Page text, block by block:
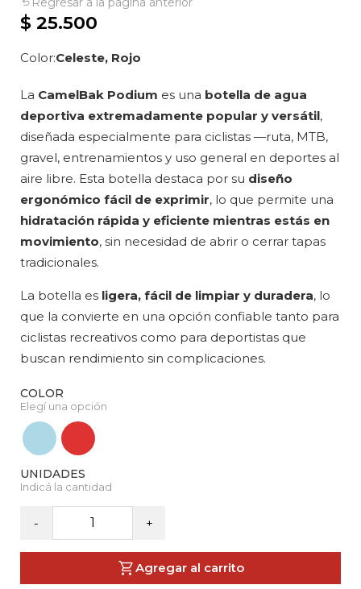
$ 25.500
La CamelBak Podium es una botella de agua
deportiva extremadamente popular y versátil,
diseñada especialmente para ciclistas —ruta, MTB,
gravel, entrenamientos y uso general en deportes al
aire libre. Esta botella destaca por su diseño
ergonómico fácil de exprimir, lo que permite una
hidratación rápida y eficiente mientras estás en
movimiento, sin necesidad de abrir o cerrar tapas
tradicionales.
La botella es ligera, fácil de limpiar y duradera, lo
que la convierte en una opción confiable tanto para
ciclistas recreativos como para deportistas que
buscan rendimiento sin complicaciones.
COLOR
-
CAMELBAK
-
+
Agregar al carrito
Color Celeste, Rojo